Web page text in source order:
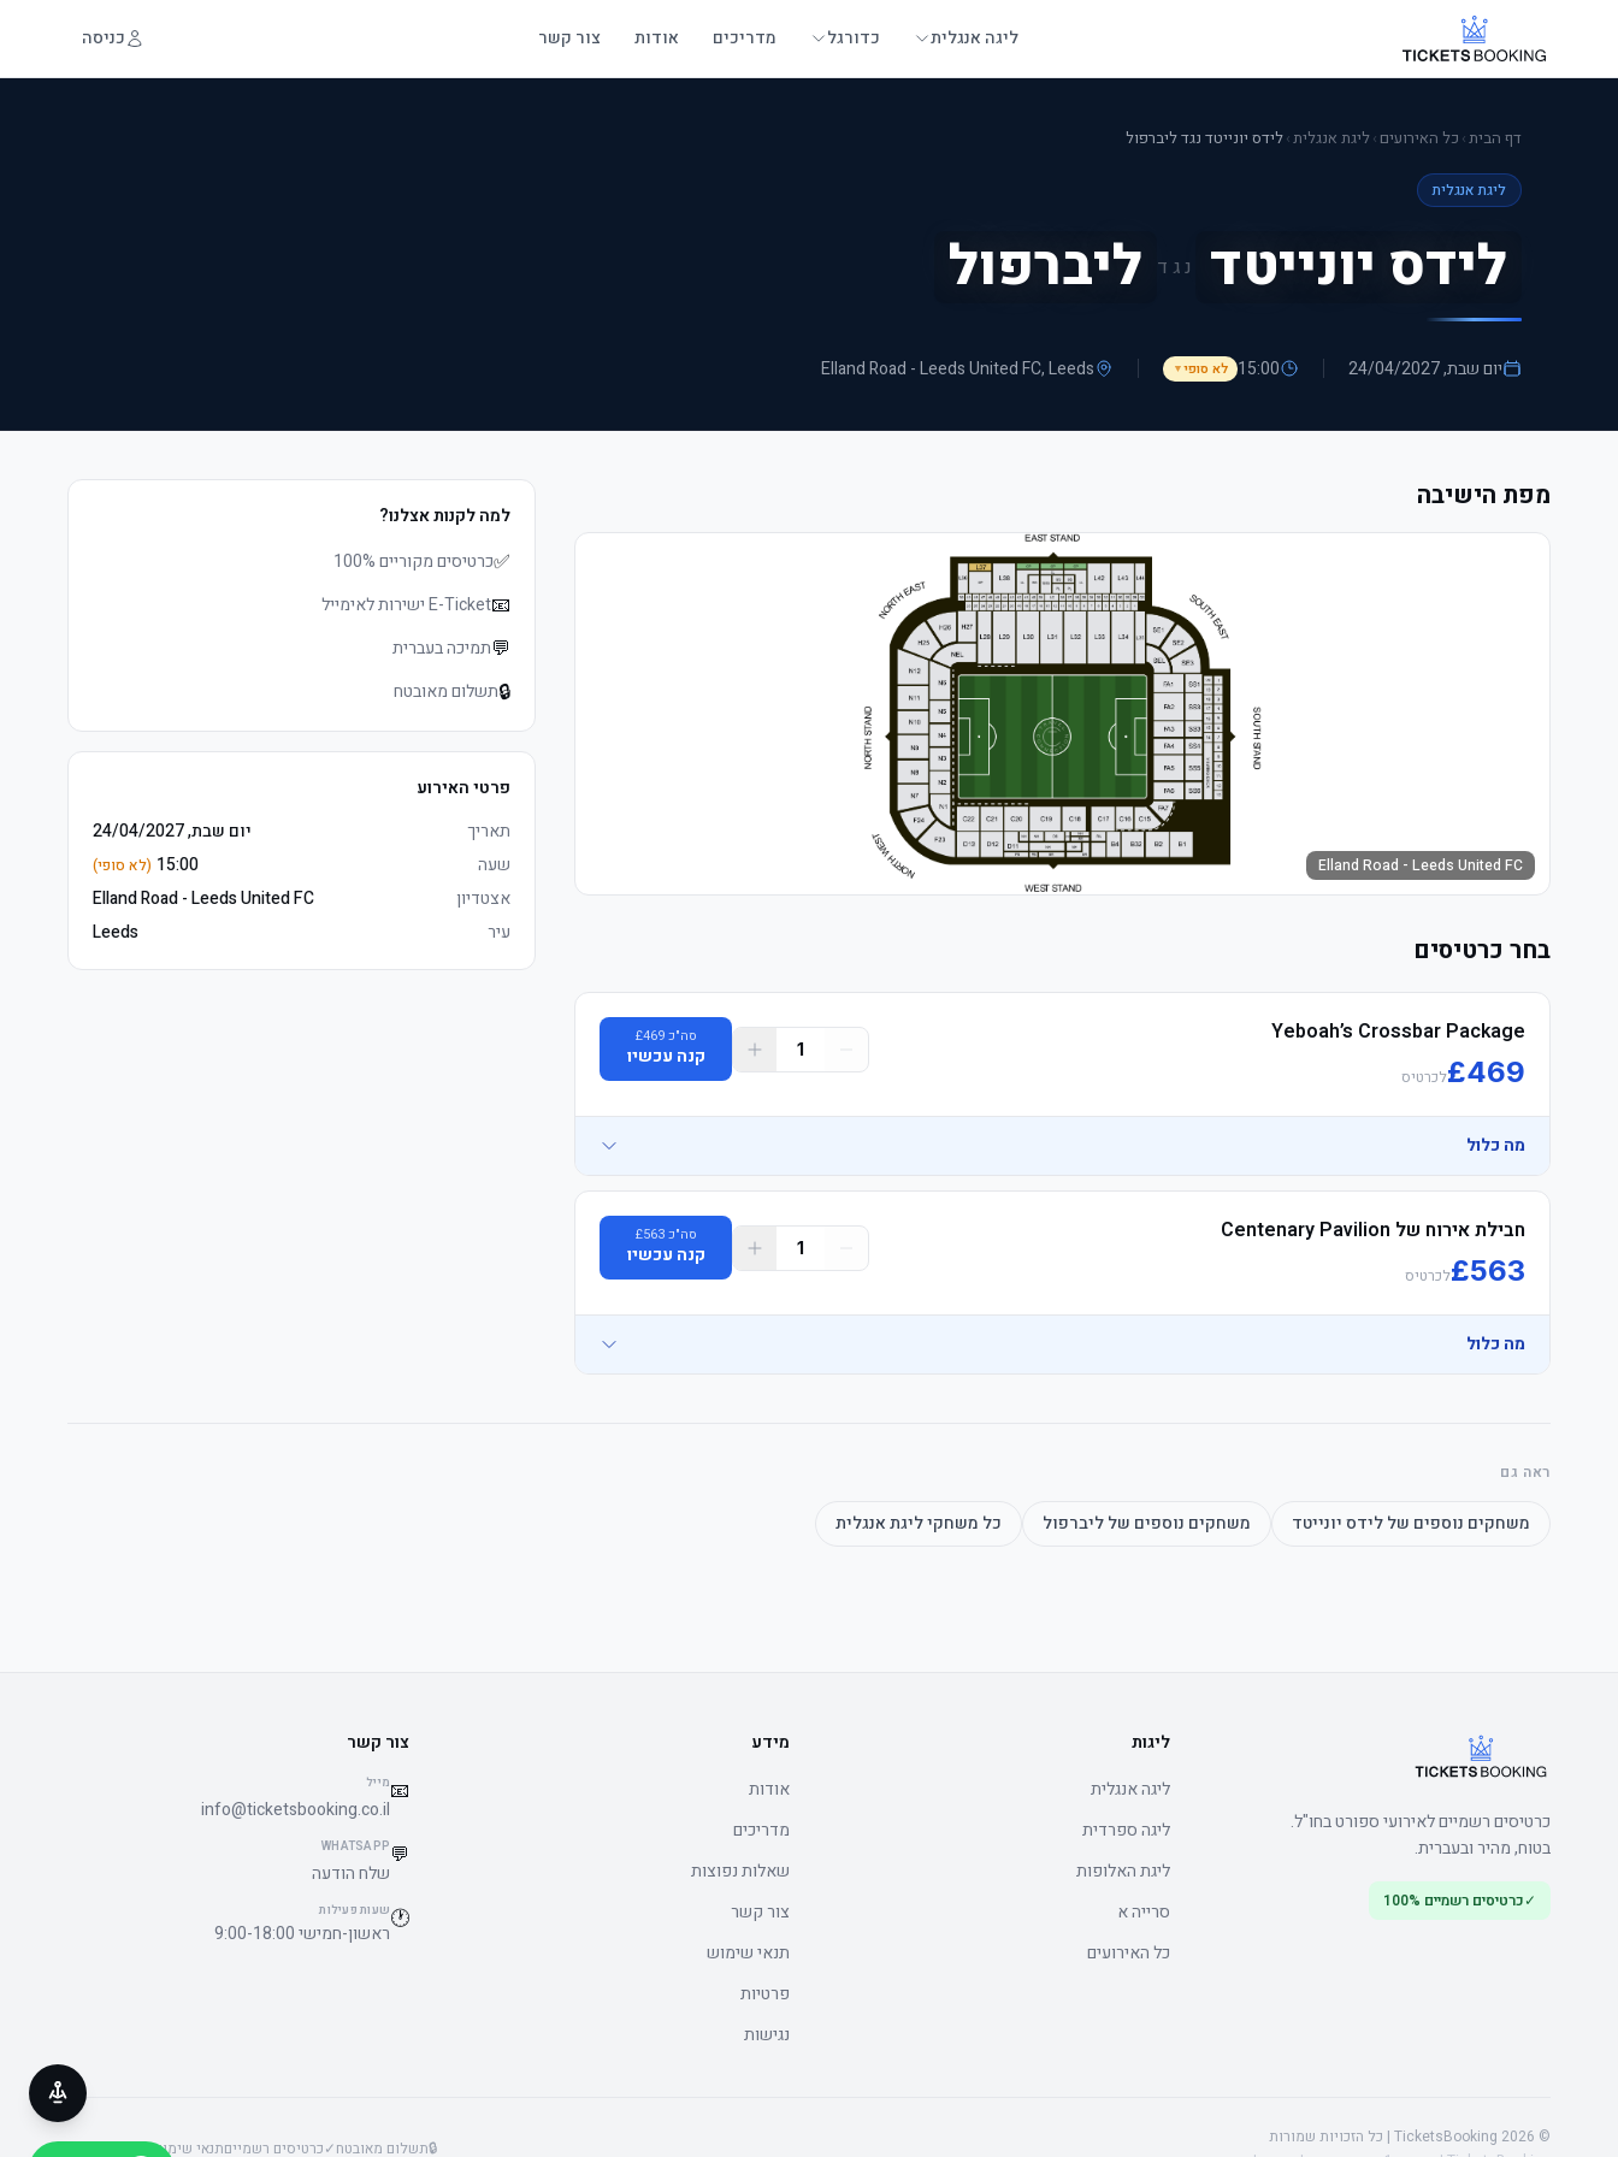
ליגה אנגלית כדורגל מדריכים אודות צור קשר כניסה
דף הבית› כל האירועים ›ליגת אנגלית›לידס יונייטד נגד ליברפול
ליגת אנגלית
לידס יונייטד נגד ליברפול
יום שבת, 24/04/2027 15:00 לא סופי▼
Elland Road - Leeds United FC, Leeds
מפת הישיבה
Elland Road - Leeds United FC
בחר כרטיסים
Yeboah’s Crossbar Package
£469 לכרטיס
1
סה"כ £469
קנה עכשיו
מה כלול
חבילת אירוח של Centenary Pavilion
£563 לכרטיס
1
סה"כ £563
קנה עכשיו
מה כלול
למה לקנות אצלנו?
✅כרטיסים מקוריים 100%
📧E-Ticket ישירות לאימייל
💬תמיכה בעברית
🔒תשלום מאובטח
פרטי האירוע
תאריך
יום שבת, 24/04/2027
שעה
15:00 (לא סופי)
אצטדיון
Elland Road - Leeds United FC
עיר
Leeds
ראה גם
משחקים נוספים שללידס יונייטד משחקים נוספים שלליברפול כל משחקיליגת אנגלית
כרטיסים רשמיים לאירועי ספורט בחו"ל.
בטוח, מהיר ובעברית.
✓כרטיסים רשמיים 100%
ליגות
ליגה אנגלית
ליגה ספרדית
ליגת האלופות
סרייה א
כל האירועים
מידע
אודות
מדריכים
שאלות נפוצות
צור קשר
תנאי שימוש
פרטיות
נגישות
צור קשר
📧מייל
info@ticketsbooking.co.il
💬
WHATSAPP
שלח הודעה
🕐שעות פעילות
ראשון-חמישי 9:00-18:00
© 2026 TicketsBooking | כל הזכויות שמורות
🔒תשלום מאובטח✓כרטיסים רשמייםתנאי שימושפרטיותנגישות